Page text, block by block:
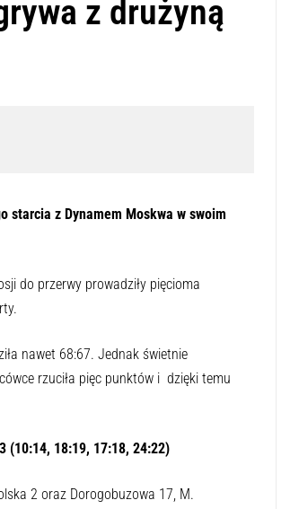
z drużyną
starcia z Dynamem Moskwa w swoim
do przerwy prowadziły pięcioma
nawet 68:67. Jednak świetnie
rzuciła pięc punktów i dzięki temu
(10:14, 18:19, 17:18, 24:22)
2 oraz Dorogobuzowa 17, M.